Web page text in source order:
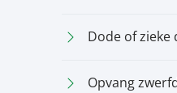
Dode of zieke
Opvang